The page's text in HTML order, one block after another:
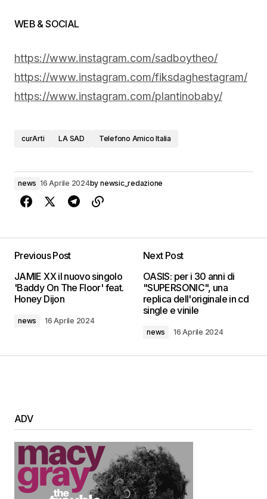
WEB & SOCIAL
https://www.instagram.com/sadboytheo/
https://www.instagram.com/fiksdaghestagram/
https://www.instagram.com/plantinobaby/
curArti LA SAD Telefono Amico Italia
news 16 Aprile 2024by newsic_redazione
Previous Post
JAMIE XX il nuovo singolo
'Baddy On The Floor' feat.
Honey Dijon
news 16 Aprile 2024
Next Post
OASIS: per i 30 anni di
"SUPERSONIC", una
replica dell'originale in cd
single e vinile
news 16 Aprile 2024
ADV